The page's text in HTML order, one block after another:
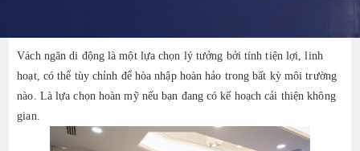
Vách ngăn di động là một lựa chọn lý tưởng bởi tính tiện lợi, linh
hoạt, có thể tùy chỉnh để hòa nhập hoàn hảo trong bất kỳ môi trường
nào. Là lựa chọn hoàn mỹ nếu bạn đang có kế hoạch cải thiện không
gian.